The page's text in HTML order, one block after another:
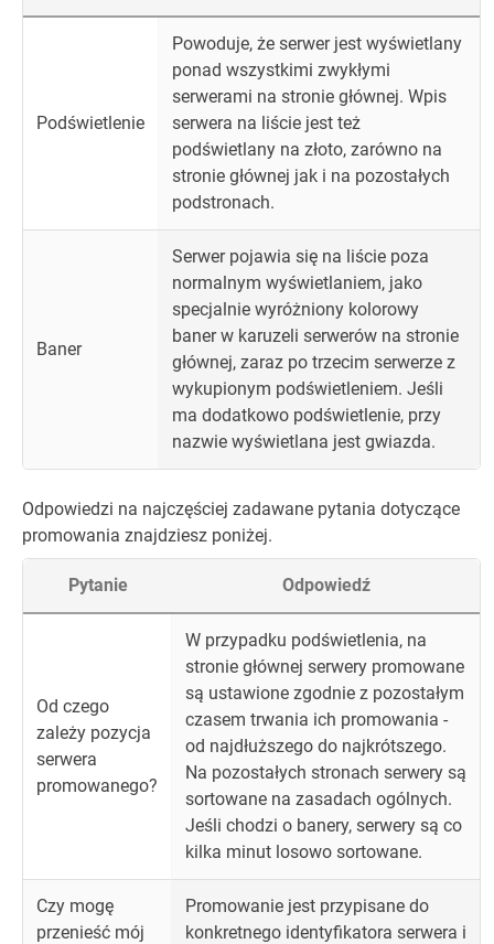
Podświetlenie
Powoduje, że serwer jest wyświetlany
ponad wszystkimi zwykłymi
serwerami na stronie głównej. Wpis
serwera na liście jest też
podświetlany na złoto, zarówno na
stronie głównej jak i na pozostałych
podstronach.
Baner
Serwer pojawia się na liście poza
normalnym wyświetlaniem, jako
specjalnie wyróżniony kolorowy
baner w karuzeli serwerów na stronie
głównej, zaraz po trzecim serwerze z
wykupionym podświetleniem. Jeśli
ma dodatkowo podświetlenie, przy
nazwie wyświetlana jest gwiazda.
Odpowiedzi na najczęściej zadawane pytania dotyczące
promowania znajdziesz poniżej.
Pytanie Odpowiedź
Od czego
zależy pozycja
serwera
promowanego?
W przypadku podświetlenia, na
stronie głównej serwery promowane
są ustawione zgodnie z pozostałym
czasem trwania ich promowania -
od najdłuższego do najkrótszego.
Na pozostałych stronach serwery są
sortowane na zasadach ogólnych.
Jeśli chodzi o banery, serwery są co
kilka minut losowo sortowane.
Czy mogę
przenieść mój
Promowanie jest przypisane do
konkretnego identyfikatora serwera i